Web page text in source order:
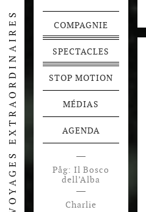
COMPAGNIE
SPECTACLES
STOP MOTION
MÉDIAS
AGENDA
Påg: Il Bosco
dell’Alba
Charlie